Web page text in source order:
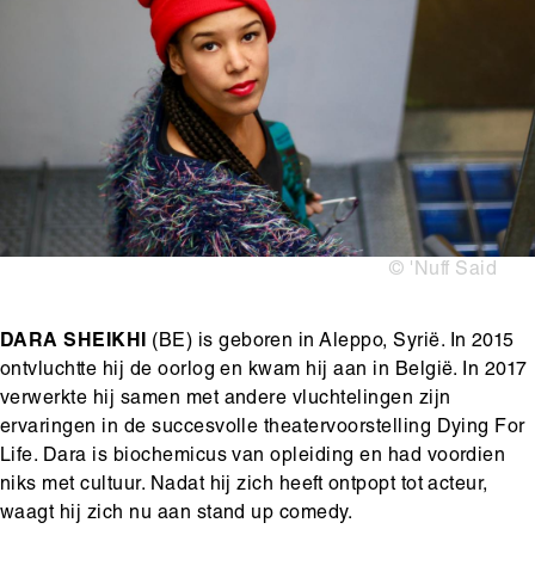
© 'Nuff Said
DARA SHEIKHI (BE) is geboren in Aleppo, Syrië. In 2015
ontvluchtte hij de oorlog en kwam hij aan in België. In 2017
verwerkte hij samen met andere vluchtelingen zijn
ervaringen in de succesvolle theatervoorstelling Dying For
Life. Dara is biochemicus van opleiding en had voordien
niks met cultuur. Nadat hij zich heeft ontpopt tot acteur,
waagt hij zich nu aan stand up comedy.